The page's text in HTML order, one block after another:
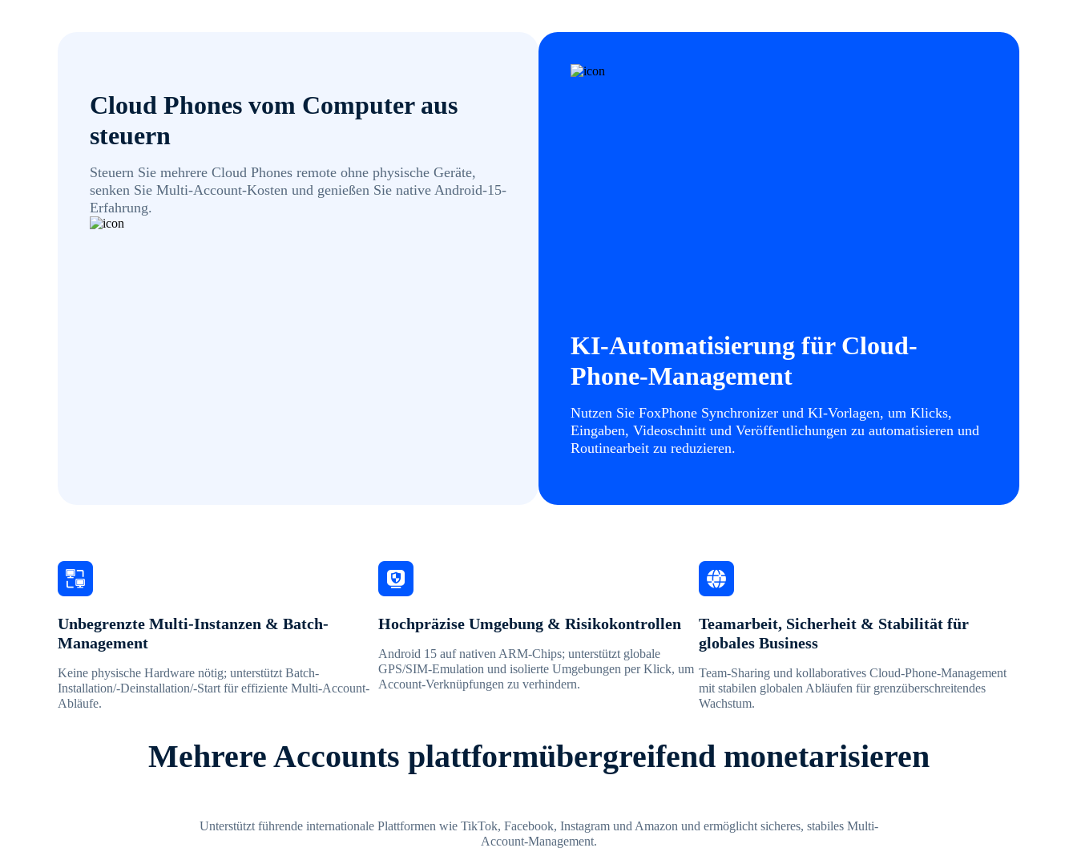
Cloud Phones vom Computer aus
steuern
Steuern Sie mehrere Cloud Phones remote ohne physische Geräte,
senken Sie Multi-Account-Kosten und genießen Sie native Android-15-
Erfahrung.
KI-Automatisierung für Cloud-
Phone-Management
Nutzen Sie FoxPhone Synchronizer und KI-Vorlagen, um Klicks,
Eingaben, Videoschnitt und Veröffentlichungen zu automatisieren und
Routinearbeit zu reduzieren.
Unbegrenzte Multi-Instanzen & Batch-
Management
Keine physische Hardware nötig; unterstützt Batch-
Installation/-Deinstallation/-Start für effiziente Multi-Account-
Abläufe.
Hochpräzise Umgebung & Risikokontrollen
Android 15 auf nativen ARM-Chips; unterstützt globale
GPS/SIM-Emulation und isolierte Umgebungen per Klick, um
Account-Verknüpfungen zu verhindern.
Teamarbeit, Sicherheit & Stabilität für
globales Business
Team-Sharing und kollaboratives Cloud-Phone-Management
mit stabilen globalen Abläufen für grenzüberschreitendes
Wachstum.
Mehrere Accounts plattformübergreifend monetarisieren
Unterstützt führende internationale Plattformen wie TikTok, Facebook, Instagram und Amazon und ermöglicht sicheres, stabiles Multi-
Account-Management.